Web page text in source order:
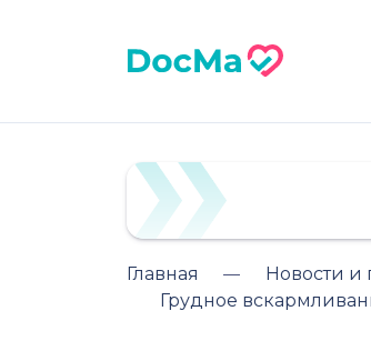
Главная
Новости и
Грудное